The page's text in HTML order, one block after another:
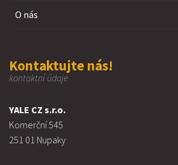
O nás
Kontaktujte nás!
kontaktní údaje
YALE CZ s.r.o.
Komerční 545
251 01 Nupaky